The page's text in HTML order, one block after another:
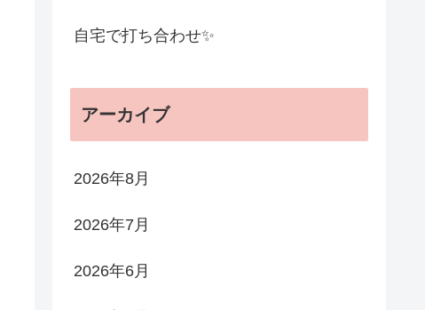
自宅で打ち合わせ✨
アーカイブ
2026年8月
2026年7月
2026年6月